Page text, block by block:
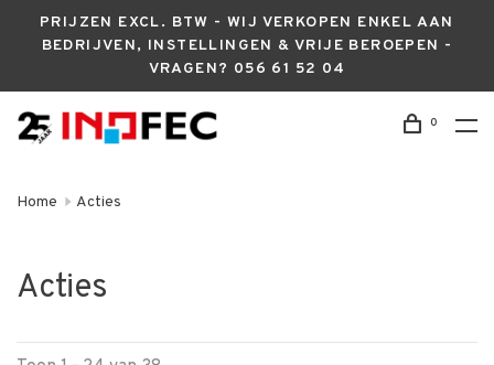
PRIJZEN EXCL. BTW - WIJ VERKOPEN ENKEL AAN
BEDRIJVEN, INSTELLINGEN & VRIJE BEROEPEN -
VRAGEN? 056 61 52 04
0
Home Acties
Acties